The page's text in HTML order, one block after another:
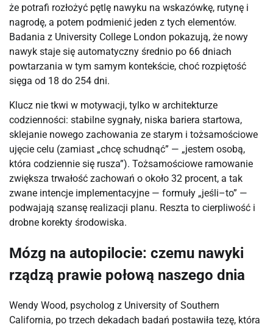
że potrafi rozłożyć pętlę nawyku na wskazówkę, rutynę i
nagrodę, a potem podmienić jeden z tych elementów.
Badania z University College London pokazują, że nowy
nawyk staje się automatyczny średnio po 66 dniach
powtarzania w tym samym kontekście, choć rozpiętość
sięga od 18 do 254 dni.
Klucz nie tkwi w motywacji, tylko w architekturze
codzienności: stabilne sygnały, niska bariera startowa,
sklejanie nowego zachowania ze starym i tożsamościowe
ujęcie celu (zamiast „chcę schudnąć” — „jestem osobą,
która codziennie się rusza”). Tożsamościowe ramowanie
zwiększa trwałość zachowań o około 32 procent, a tak
zwane intencje implementacyjne — formuły „jeśli–to” —
podwajają szansę realizacji planu. Reszta to cierpliwość i
drobne korekty środowiska.
Mózg na autopilocie: czemu nawyki
rządzą prawie połową naszego dnia
Wendy Wood, psycholog z University of Southern
California, po trzech dekadach badań postawiła tezę, która